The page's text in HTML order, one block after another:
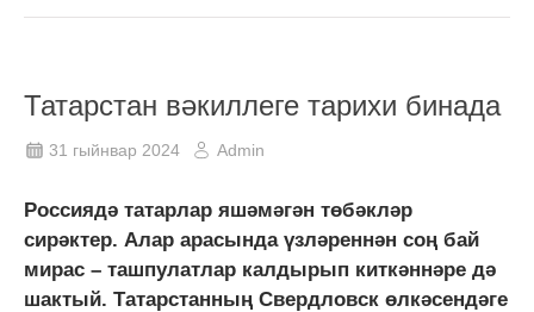
Татарстан вәкиллеге тарихи бинада
31 гыйнвар 2024 Admin
Россиядә татарлар яшәмәгән төбәкләр
сирәктер. Алар арасында үзләреннән соң бай
мирас – ташпулатлар калдырып киткәннәре дә
шактый. Татарстанның Свердловск өлкәсендәге